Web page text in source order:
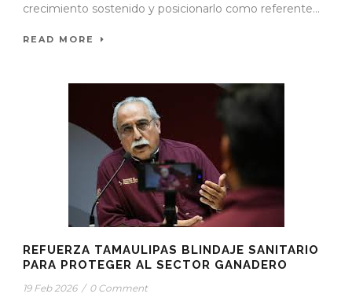
crecimiento sostenido y posicionarlo como referente...
READ MORE
REFUERZA TAMAULIPAS BLINDAJE SANITARIO
PARA PROTEGER AL SECTOR GANADERO
19 Feb 2026 / 0 Comment